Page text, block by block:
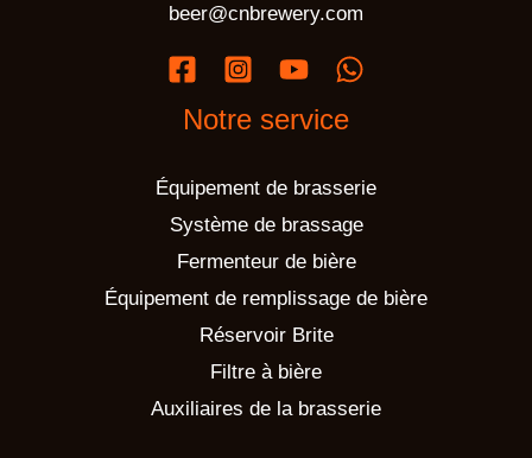
beer@cnbrewery.com
Notre service
Équipement de brasserie
Système de brassage
Fermenteur de bière
Équipement de remplissage de bière
Réservoir Brite
Filtre à bière
Auxiliaires de la brasserie